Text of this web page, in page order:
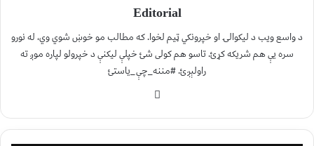
Editorial
د واسع ویب د لیکوالۍ او خپرونکي ټیم لخوا. که مطالب مو خوښ شوي وي، له نورو
سره یې هم شریکه کړئ. تاسو هم کولی شئ خپلې لیکنې د خپرولو لپاره موږ ته
راولېږئ. #مننه_چې_یاستئ